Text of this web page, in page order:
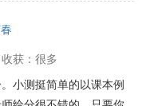
收获：很多
小测挺简单的以课本例